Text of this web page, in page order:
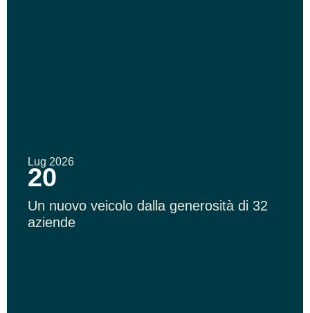
Lug 2026
20
Un nuovo veicolo dalla generosità di 32
aziende